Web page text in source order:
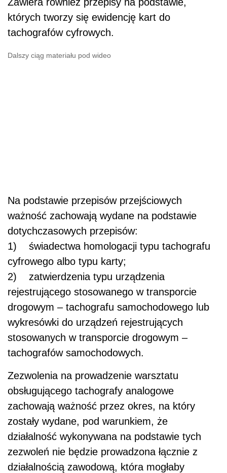
Zawiera również przepisy na podstawie,
których tworzy się ewidencję kart do
tachografów cyfrowych.
Dalszy ciąg materiału pod wideo
Na podstawie przepisów przejściowych
ważność zachowają wydane na podstawie
dotychczasowych przepisów:
1) świadectwa homologacji typu tachografu
cyfrowego albo typu karty;
2) zatwierdzenia typu urządzenia
rejestrującego stosowanego w transporcie
drogowym – tachografu samochodowego lub
wykresówki do urządzeń rejestrujących
stosowanych w transporcie drogowym –
tachografów samochodowych.
Zezwolenia na prowadzenie warsztatu
obsługującego tachografy analogowe
zachowają ważność przez okres, na który
zostały wydane, pod warunkiem, że
działalność wykonywana na podstawie tych
zezwoleń nie będzie prowadzona łącznie z
działalnością zawodową, która mogłaby